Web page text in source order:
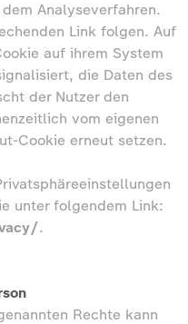
Analyseverfahren.
Link folgen. Auf
auf ihrem System
die Daten des
der Nutzer den
vom eigenen
Cookie erneut setzen.
unter folgendem Link:
.
Rechte kann